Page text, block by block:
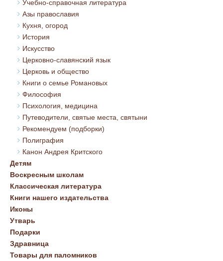
Учебно-справочная литература
Азы православия
Кухня, огород
История
Искусство
Церковно-славянский язык
Церковь и общество
Книги о семье Романовых
Философия
Психология, медицина
Путеводители, святые места, святыни
Рекомендуем (подборки)
Полиграфия
Канон Андрея Критского
Детям
Воскресным школам
Классическая литература
Книги нашего издательства
Иконы
Утварь
Подарки
Здравница
Товары для паломников